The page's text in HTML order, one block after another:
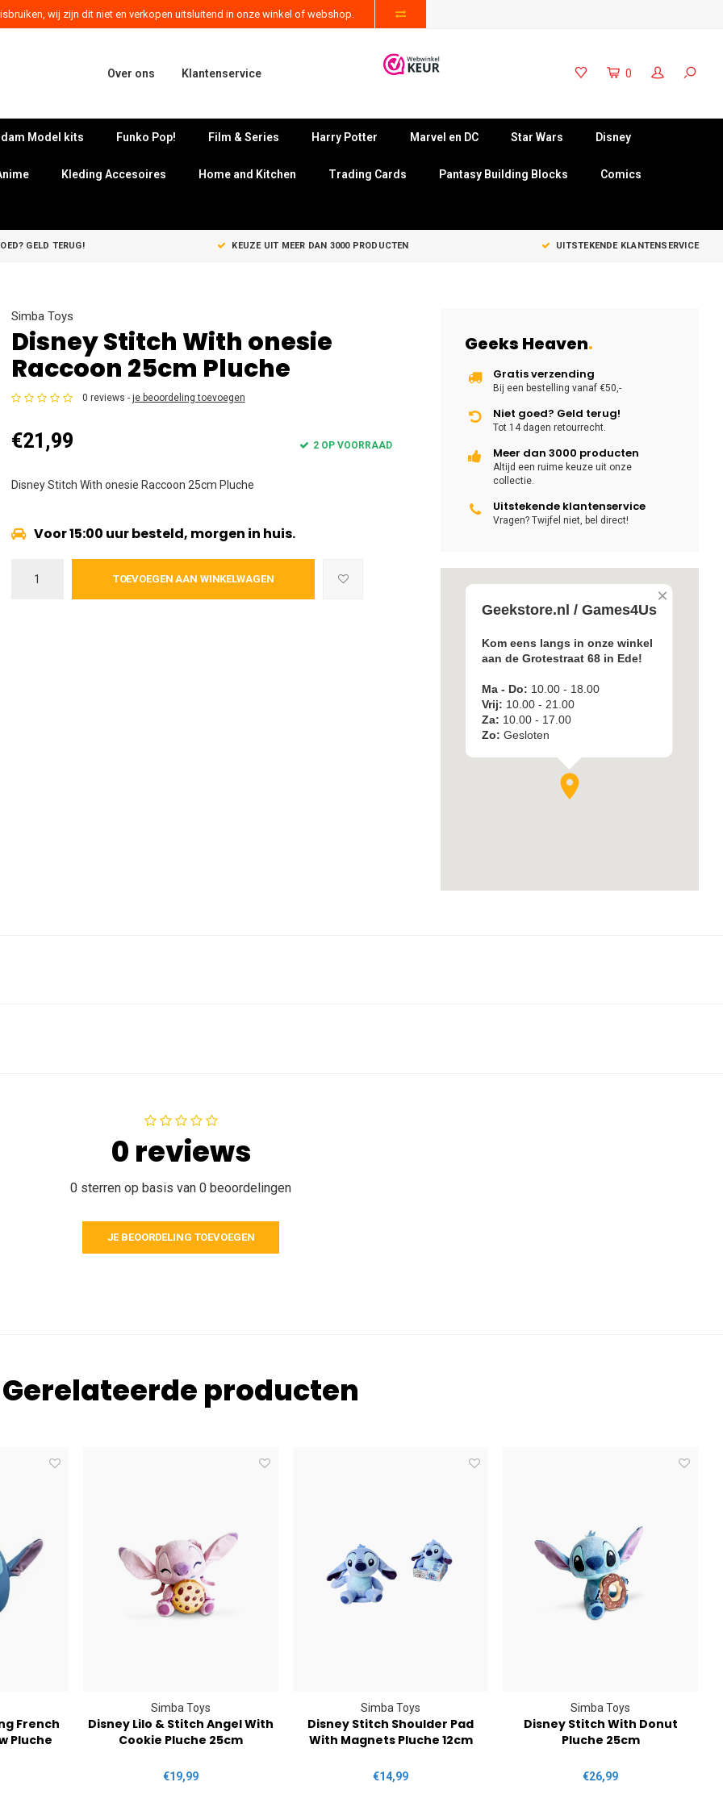
wij zijn dit niet en verkopen uitsluitend in onze winkel of webshop.
Over ons Klantenservice 0
Model kits Funko Pop! Film & Series Harry Potter Marvel en DC Star Wars Disney
Kleding Accesoires Home and Kitchen Trading Cards Pantasy Building Blocks Comics
GELD TERUG! KEUZE UIT MEER DAN 3000 PRODUCTEN UITSTEKENDE KLANTENSERVICE
Simba Toys
Disney Stitch With onesie
Raccoon 25cm Pluche
0 reviews - je beoordeling toevoegen
€21,99 2 OP VOORRAAD
Disney Stitch With onesie Raccoon 25cm Pluche
Voor 15:00 uur besteld, morgen in huis.
TOEVOEGEN AAN WINKELWAGEN
Geeks Heaven.
Gratis verzending
Bij een bestelling vanaf €50,-
Niet goed? Geld terug!
Tot 14 dagen retourrecht.
Meer dan 3000 producten
Altijd een ruime keuze uit onze
collectie.
Uitstekende klantenservice
Vragen? Twijfel niet, bel direct!
0 reviews
0 sterren op basis van 0 beoordelingen
JE BEOORDELING TOEVOEGEN
Gerelateerde producten
French
Pluche
Simba Toys
Disney Lilo & Stitch Angel With
Cookie Pluche 25cm
€19,99
Simba Toys
Disney Stitch Shoulder Pad
With Magnets Pluche 12cm
€14,99
Simba Toys
Disney Stitch With Donut
Pluche 25cm
€26,99